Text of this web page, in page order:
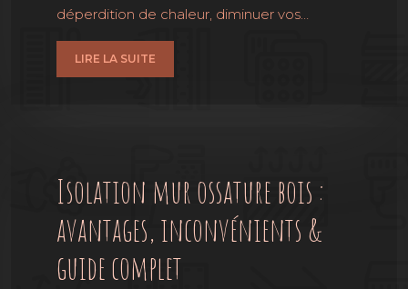
déperdition de chaleur, diminuer vos…
LIRE LA SUITE
Isolation mur ossature bois :
avantages, inconvénients &
guide complet